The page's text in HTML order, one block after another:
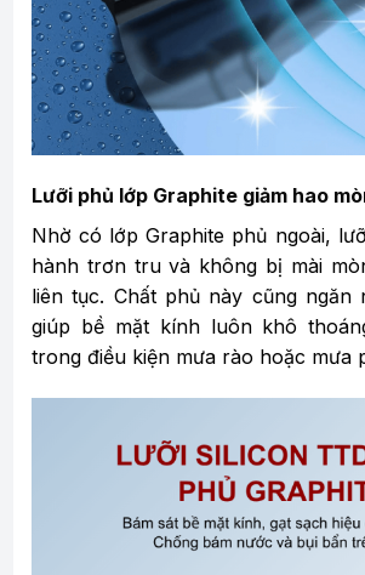
Lưỡi phủ lớp Graphite giảm hao
Nhờ có lớp Graphite phủ ngoài,
hành trơn tru và không bị mài
liên tục. Chất phủ này cũng ngăn
giúp bề mặt kính luôn khô
trong điều kiện mưa rào hoặc mưa